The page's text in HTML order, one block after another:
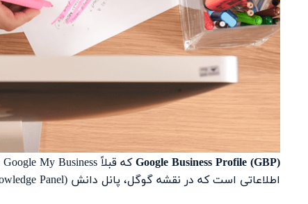
Google Business Profile (GBP)
اطلاعاتی است که در نقشه گوگل، پانل دانش (Knowledge Panel) و نتایج محلی نمایش داده می‌شود.